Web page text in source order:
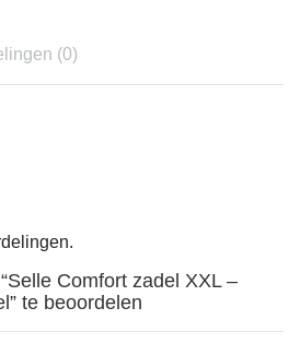
(0)
Comfort zadel XXL –
te beoordelen